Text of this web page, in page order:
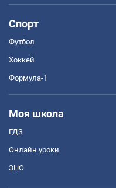
Спорт
Футбол
Хоккей
Формула-1
Моя школа
ГДЗ
Онлайн уроки
ЗНО